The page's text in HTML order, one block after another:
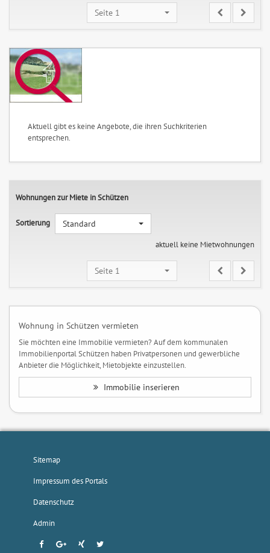
Seite 1
Aktuell gibt es keine Angebote, die ihren Suchkriterien
entsprechen.
Wohnungen zur Miete in Schützen
Sortierung
Standard
aktuell keine Mietwohnungen
Seite 1
Wohnung in Schützen vermieten
Sie möchten eine Immobilie vermieten? Auf dem kommunalen
Immobilienportal Schützen haben Privatpersonen und gewerbliche
Anbieter die Möglichkeit, Mietobjekte einzustellen.
Immobilie inserieren
Sitemap
Impressum des Portals
Datenschutz
Admin